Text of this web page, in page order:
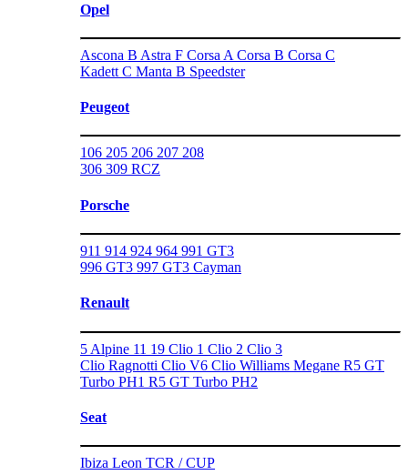
Opel
Ascona B Astra F Corsa A Corsa B Corsa C
Kadett C Manta B Speedster
Peugeot
106 205 206 207 208
306 309 RCZ
Porsche
911 914 924 964 991 GT3
996 GT3 997 GT3 Cayman
Renault
5 Alpine 11 19 Clio 1 Clio 2 Clio 3
Clio Ragnotti Clio V6 Clio Williams Megane R5 GT
Turbo PH1 R5 GT Turbo PH2
Seat
Ibiza Leon TCR / CUP